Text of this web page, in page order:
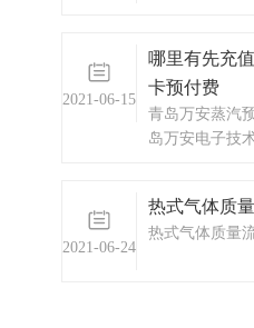
后要求有足够
2021-06-15
哪里有先充
卡预付费
青岛万安蒸汽
岛万安电子技
预付费系统，
式仪表，分析
2021-06-24
热式气体质
热式气体质量